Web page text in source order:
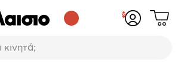
Δες